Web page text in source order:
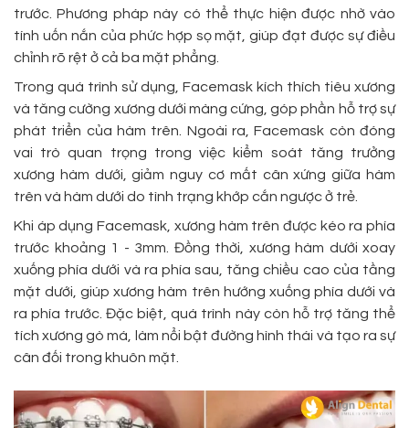
trước. Phương pháp này có thể thực hiện được nhờ vào
tính uốn nắn của phức hợp sọ mặt, giúp đạt được sự điều
chỉnh rõ rệt ở cả ba mặt phẳng.
Trong quá trình sử dụng, Facemask kích thích tiêu xương
và tăng cường xương dưới màng cứng, góp phần hỗ trợ sự
phát triển của hàm trên. Ngoài ra, Facemask còn đóng
vai trò quan trọng trong việc kiểm soát tăng trưởng
xương hàm dưới, giảm nguy cơ mất cân xứng giữa hàm
trên và hàm dưới do tình trạng khớp cắn ngược ở trẻ.
Khi áp dụng Facemask, xương hàm trên được kéo ra phía
trước khoảng 1 - 3mm. Đồng thời, xương hàm dưới xoay
xuống phía dưới và ra phía sau, tăng chiều cao của tầng
mặt dưới, giúp xương hàm trên hướng xuống phía dưới và
ra phía trước. Đặc biệt, quá trình này còn hỗ trợ tăng thể
tích xương gò má, làm nổi bật đường hình thái và tạo ra sự
cân đối trong khuôn mặt.